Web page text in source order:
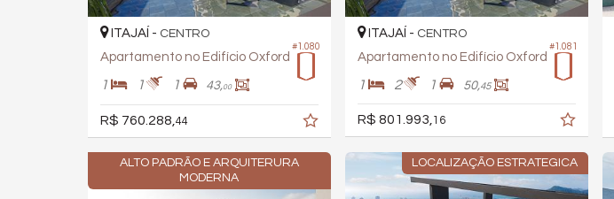
#1.080
ITAJAÍ - CENTRO
Apartamento no Edifício Oxford
1 1 1 43,00
R$ 760.288,44
#1.081
ITAJAÍ - CENTRO
Apartamento no Edifício Oxford
1 2 1 50,45
R$ 801.993, 16
ALTO PADRÃO E ARQUITERURA
MODERNA
LOCALIZAÇÃO ESTRATEGICA